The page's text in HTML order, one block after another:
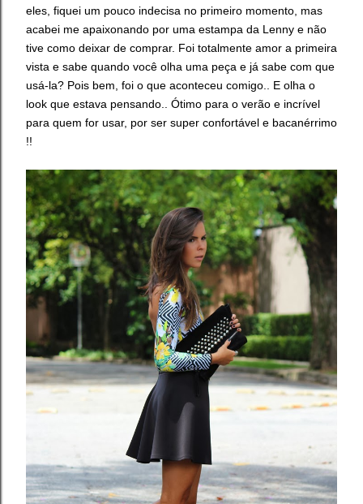
eles, fiquei um pouco indecisa no primeiro momento, mas
acabei me apaixonando por uma estampa da Lenny e não
tive como deixar de comprar. Foi totalmente amor a primeira
vista e sabe quando você olha uma peça e já sabe com que
usá-la? Pois bem, foi o que aconteceu comigo.. E olha o
look que estava pensando.. Ótimo para o verão e incrível
para quem for usar, por ser super confortável e bacanérrimo
!!